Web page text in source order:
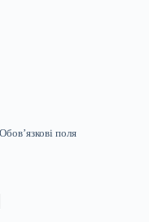
Обов’язкові поля